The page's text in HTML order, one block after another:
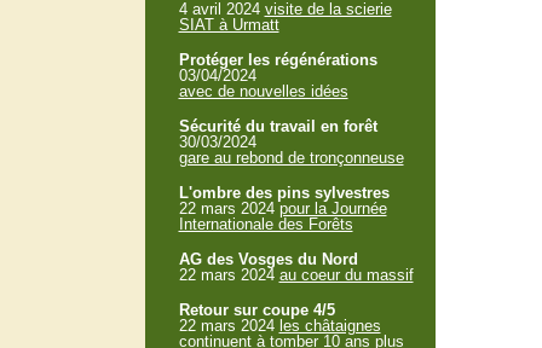
4 avril 2024 visite de la scierie
SIAT à Urmatt
Protéger les régénérations
03/04/2024
avec de nouvelles idées
Sécurité du travail en forêt
30/03/2024
gare au rebond de tronçonneuse
L'ombre des pins sylvestres
22 mars 2024 pour la Journée
Internationale des Forêts
AG des Vosges du Nord
22 mars 2024 au coeur du massif
Retour sur coupe 4/5
22 mars 2024 les châtaignes
continuent à tomber 10 ans plus